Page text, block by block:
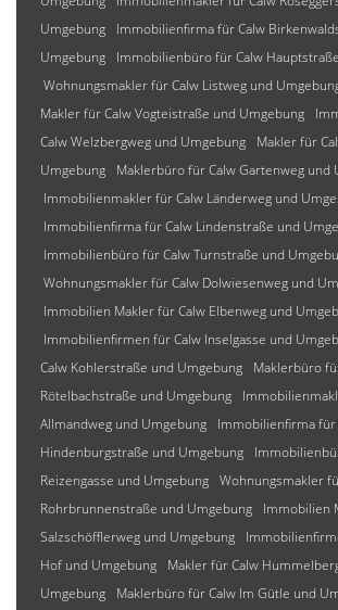
Umgebung
Immobilienfirma für Calw
Umgebung
Immobilienbüro für Calw
Wohnungsmakler für Calw Listweg und
Makler für Calw Vogteistraße und Umgebung
Calw Welzbergweg und Umgebung
Makler für
Umgebung
Maklerbüro für Calw Gartenweg und
Immobilienmakler für Calw Länderweg und
Immobilienfirma für Calw Lindenstraße und
Immobilienbüro für Calw Turnstraße und
Wohnungsmakler für Calw Dolwiesenweg und
Immobilien Makler für Calw Elbenweg und
Immobilienfirmen für Calw Inselgasse und
Calw Kohlerstraße und Umgebung
Maklerbüro
Rötelbachstraße und Umgebung
Allmandweg und Umgebung
Immobilienfirma für
Hindenburgstraße und Umgebung
Reizengasse und Umgebung Wohnungsmakler
Rohrbrunnenstraße und Umgebung
Immobilien
Salzschöfflerweg und Umgebung
Hof und Umgebung
Makler für Calw
Umgebung
Maklerbüro für Calw Im Gütle und